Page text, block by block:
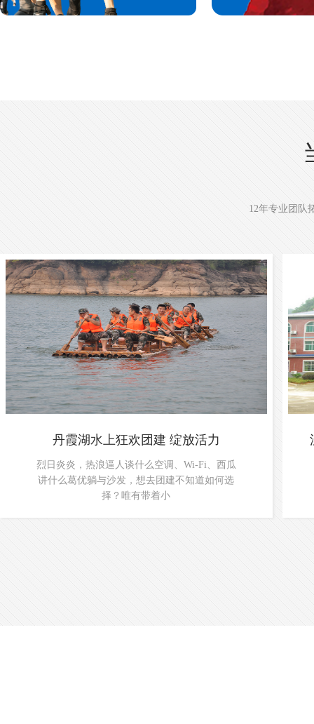
12年专业团队
丹霞湖水上狂欢团建 绽放活力
烈日炎炎，热浪逼人谈什么空调、Wi-Fi、西瓜
讲什么葛优躺与沙发，想去团建不知道如何选
择？唯有带着小